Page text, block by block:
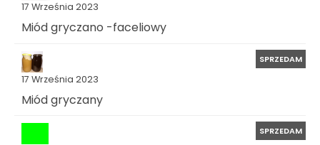
17 Września 2023
Miód gryczano -faceliowy
17 Września 2023
SPRZEDAM
Miód gryczany
SPRZEDAM